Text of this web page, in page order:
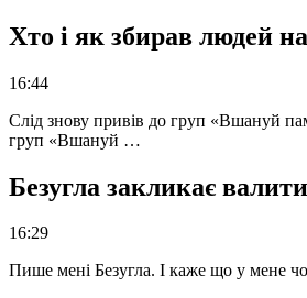
Хто і як збирав людей
16:44
Слід знову привів до груп «Вшануй
груп «Вшануй …
Безугла закликає
16:29
Пише мені Безугла. І каже що у мене